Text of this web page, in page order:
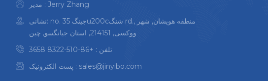
مدیر : Jerry Zhang
نشانی: no. 35 جینگu200cشنگ rd., منطقه هویشان, شهر
ووکسی, 214151, استان جیانگسو, چین
تلفن : +86-510-8322 3658
پست الکترونیک : sales@jinyibo.com